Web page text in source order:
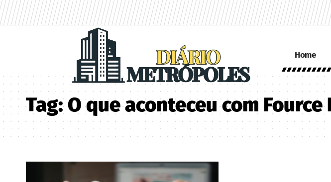
Home
Tag:O que aconteceu com